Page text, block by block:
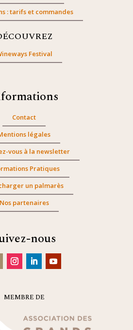
: tarifs et commandes
Festival
Contact
légales
vous à la newsletter
Pratiques
un palmarès
Nos partenaires
nous
MEMBRE DE